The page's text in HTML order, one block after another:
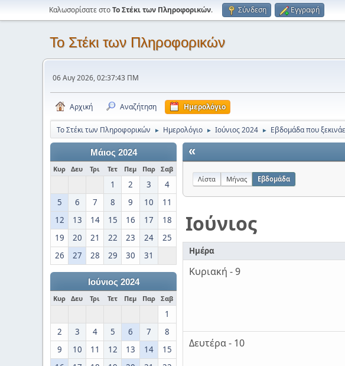
Καλωσορίσατε στοΤο Στέκι των Πληροφορικών. Σύνδεση Εγγραφή
Το Στέκι των Πληροφορικών
06 Αυγ 2026, 02:37:43 ΠΜ
Αρχική Αναζήτηση Ημερολόγιο
Το Στέκι των Πληροφορικών ► Ημερολόγιο ► Ιούνιος 2024 ► Εβδομάδα που
Μάιος 2024
Κυρ Δευ Τρι Τετ Πεμ Παρ Σαβ
1 2 3
4
5
6 7 8 9 10
11
12
13 14 15 16 17
18
19
20 21 22 23 24
25
26
27 28 29 30 31
Ιούνιος 2024
Κυρ Δευ Τρι Τετ Πεμ Παρ Σαβ
1
2
3 4 5 6 7
8
9
10 11 12 13 14
15
«
Λίστα Μήνας Εβδομάδα
Ιούνιος
Ημέρα
Κυριακή - 9
Δευτέρα - 10